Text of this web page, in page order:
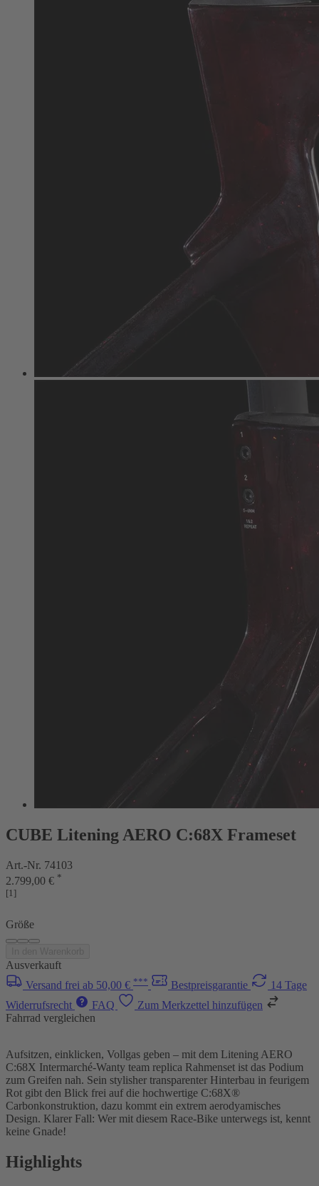
CUBE Litening AERO C:68X Frameset
Art.-Nr. 74103
2.799,00 € *
[1]
Größe
Ausverkauft
Versand frei ab 50,00 € *** Bestpreisgarantie
14 Tage
Widerrufsrecht
FAQ
Zum Merkzettel hinzufügen
Fahrrad vergleichen
Aufsitzen, einklicken, Vollgas geben – mit dem Litening AERO
C:68X Intermarché-Wanty team replica Rahmenset ist das Podium
zum Greifen nah. Sein stylisher transparenter Hinterbau in feurigem
Rot gibt den Blick frei auf die hochwertige C:68X®
Carbonkonstruktion, dazu kommt ein extrem aerodyamisches
Design. Klarer Fall: Wer mit diesem Race-Bike unterwegs ist, kennt
keine Gnade!
Highlights